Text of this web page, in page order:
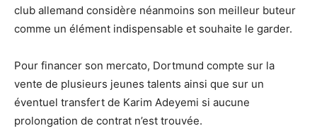
club allemand considère néanmoins son meilleur buteur
comme un élément indispensable et souhaite le garder.
Pour financer son mercato, Dortmund compte sur la
vente de plusieurs jeunes talents ainsi que sur un
éventuel transfert de Karim Adeyemi si aucune
prolongation de contrat n’est trouvée.